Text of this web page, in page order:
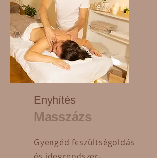
Enyhítés
Masszázs
Gyengéd feszültségoldás